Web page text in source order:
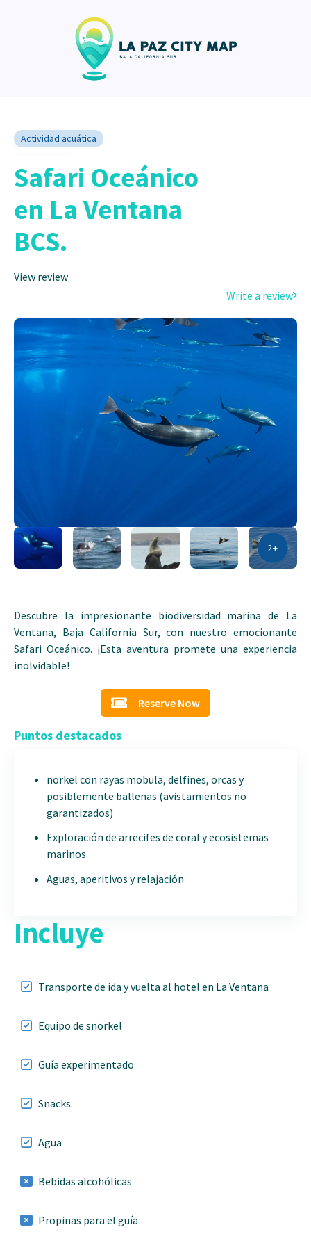
Actividad acuática
Safari Oceánico
en La Ventana
BCS.
View review
Write a review
2+
Descubre la impresionante biodiversidad marina de La
Ventana, Baja California Sur, con nuestro emocionante
Safari Oceánico. ¡Esta aventura promete una experiencia
inolvidable!
Reserve Now
Puntos destacados
norkel con rayas mobula, delfines, orcas y
posiblemente ballenas (avistamientos no
garantizados)
Exploración de arrecifes de coral y ecosistemas
marinos
Aguas, aperitivos y relajación
Incluye
Transporte de ida y vuelta al hotel en La Ventana
Equipo de snorkel
Guía experimentado
Snacks.
Agua
Bebidas alcohólicas
Propinas para el guía